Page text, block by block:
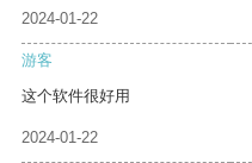
2024-01-22
游客
这个软件很好用
2024-01-22